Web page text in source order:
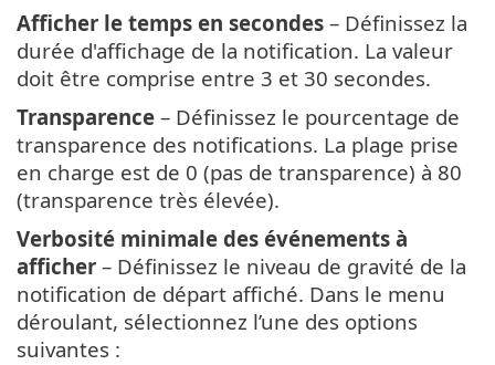
Afficher le temps en secondes – Définissez la
durée d'affichage de la notification. La valeur
doit être comprise entre 3 et 30 secondes.
Transparence – Définissez le pourcentage de
transparence des notifications. La plage prise
en charge est de 0 (pas de transparence) à 80
(transparence très élevée).
Verbosité minimale des événements à
afficher – Définissez le niveau de gravité de la
notification de départ affiché. Dans le menu
déroulant, sélectionnez l’une des options
suivantes :